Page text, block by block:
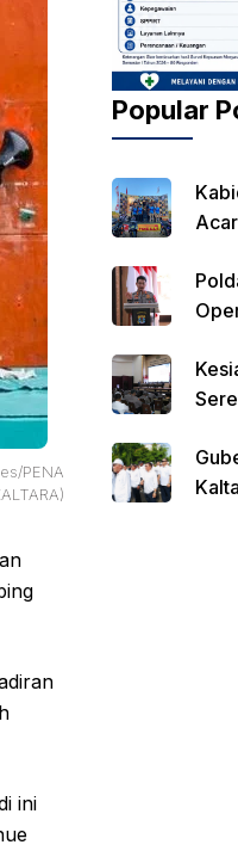
PENA
ini
Popular